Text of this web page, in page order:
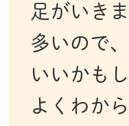
足がいき
多いので
いいかも
よくわか